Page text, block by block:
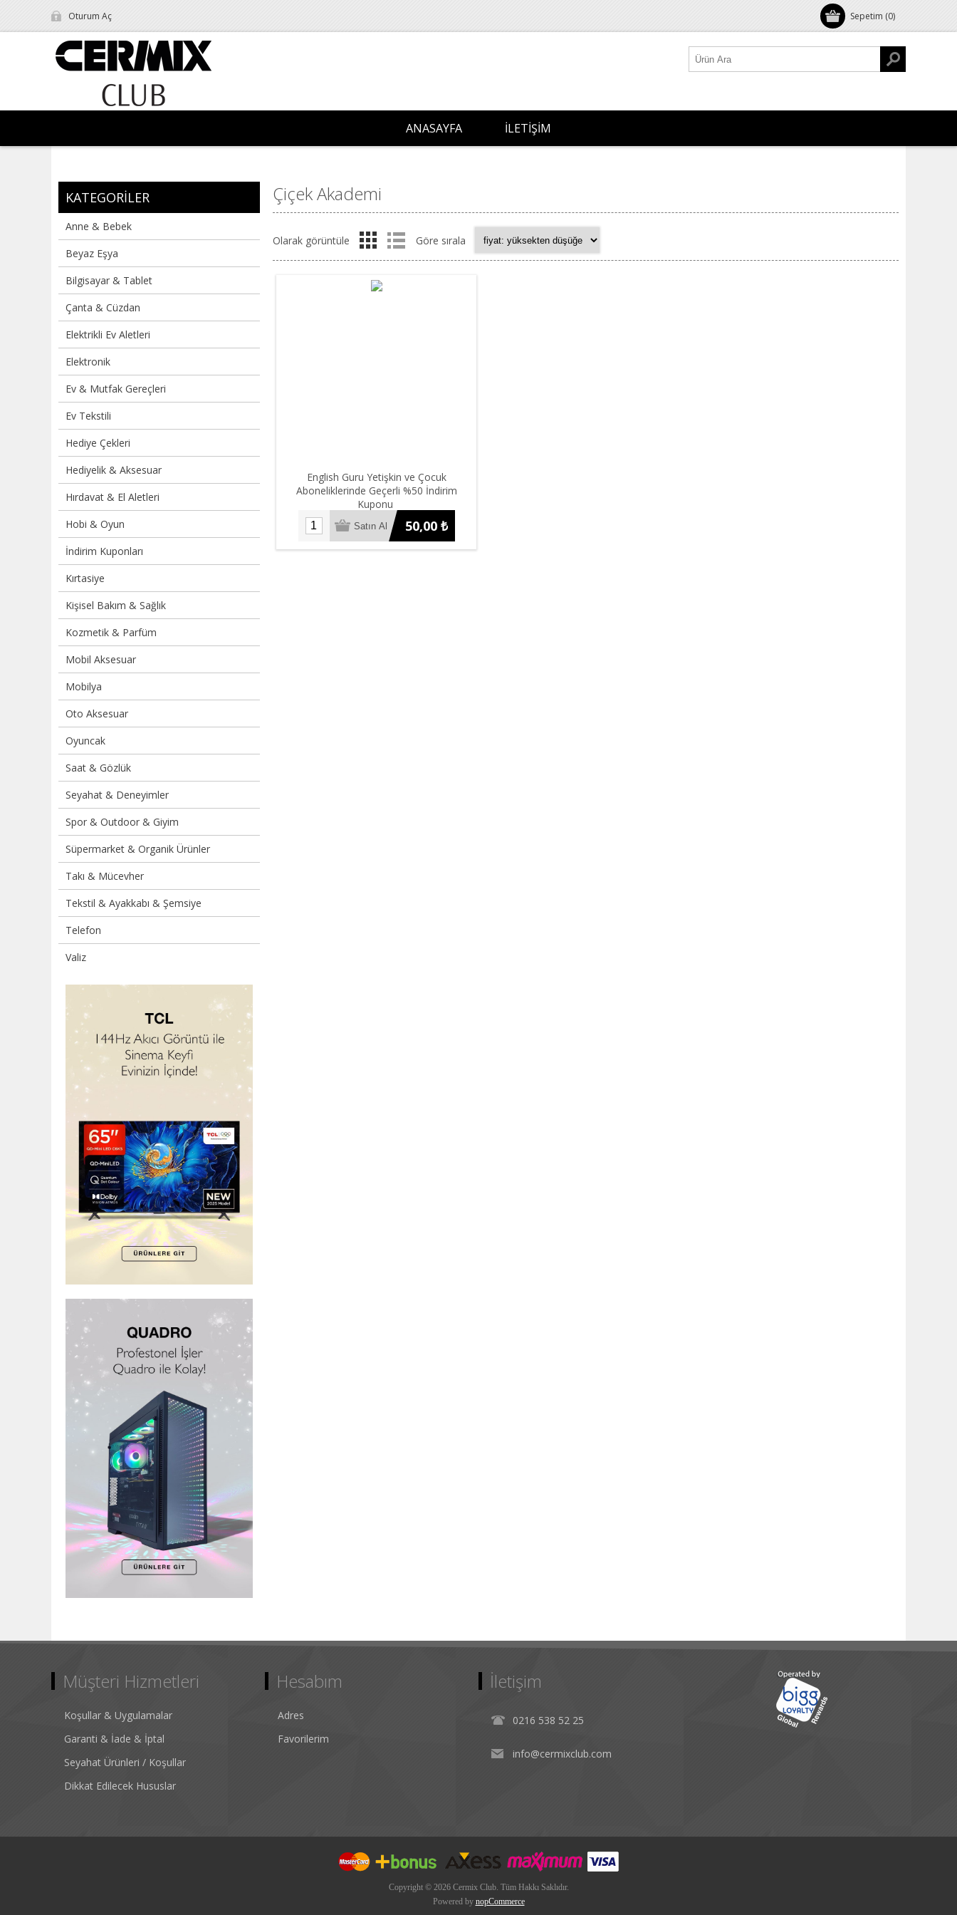
Sepetim (0)
Oturum Aç
ANASAYFA İLETIŞIM
KATEGORILER
Anne & Bebek
Beyaz Eşya
Bilgisayar & Tablet
Çanta & Cüzdan
Elektrikli Ev Aletleri
Elektronik
Ev & Mutfak Gereçleri
Ev Tekstili
Hediye Çekleri
Hediyelik & Aksesuar
Hırdavat & El Aletleri
Hobi & Oyun
İndirim Kuponları
Kırtasiye
Kişisel Bakım & Sağlık
Kozmetik & Parfüm
Mobil Aksesuar
Mobilya
Oto Aksesuar
Oyuncak
Saat & Gözlük
Seyahat & Deneyimler
Spor & Outdoor & Giyim
Süpermarket & Organik Ürünler
Takı & Mücevher
Tekstil & Ayakkabı & Şemsiye
Telefon
Valiz
Çiçek Akademi
Olarak görüntüle Göre sırala
English Guru Yetişkin ve Çocuk
Aboneliklerinde Geçerli %50 İndirim
Kuponu
50,00 ₺
Müşteri Hizmetleri
Koşullar & Uygulamalar
Garanti & İade & İptal
Seyahat Ürünleri / Koşullar
Dikkat Edilecek Hususlar
Hesabım
Adres
Favorilerim
İletişim
0216 538 52 25
info@cermixclub.com
Copyright © 2026 Cermix Club. Tüm Hakkı Saklıdır.
Powered by nopCommerce